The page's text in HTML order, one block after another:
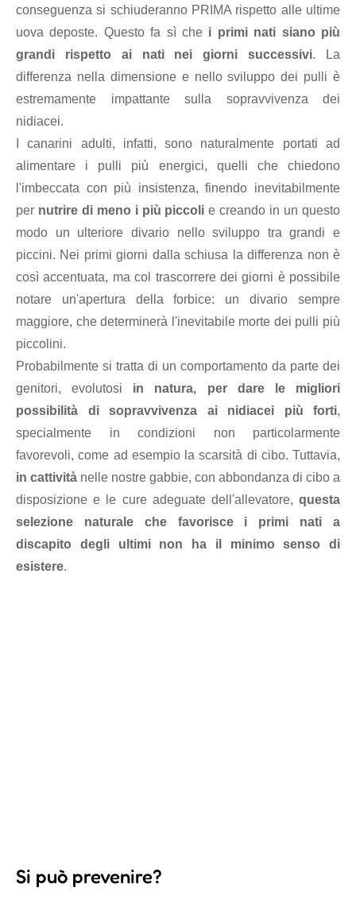
conseguenza si schiuderanno PRIMA rispetto alle ultime
uova deposte. Questo fa sì che i primi nati siano più
grandi rispetto ai nati nei giorni successivi. La
differenza nella dimensione e nello sviluppo dei pulli è
estremamente impattante sulla sopravvivenza dei
nidiacei.
I canarini adulti, infatti, sono naturalmente portati ad
alimentare i pulli più energici, quelli che chiedono
l'imbeccata con più insistenza, finendo inevitabilmente
per nutrire di meno i più piccoli e creando in un questo
modo un ulteriore divario nello sviluppo tra grandi e
piccini. Nei primi giorni dalla schiusa la differenza non è
così accentuata, ma col trascorrere dei giorni è possibile
notare un'apertura della forbice: un divario sempre
maggiore, che determinerà l'inevitabile morte dei pulli più
piccolini.
Probabilmente si tratta di un comportamento da parte dei
genitori, evolutosi in natura, per dare le migliori
possibilità di sopravvivenza ai nidiacei più forti,
specialmente in condizioni non particolarmente
favorevoli, come ad esempio la scarsità di cibo. Tuttavia,
in cattività nelle nostre gabbie, con abbondanza di cibo a
disposizione e le cure adeguate dell'allevatore, questa
selezione naturale che favorisce i primi nati a
discapito degli ultimi non ha il minimo senso di
esistere.
Si può prevenire?